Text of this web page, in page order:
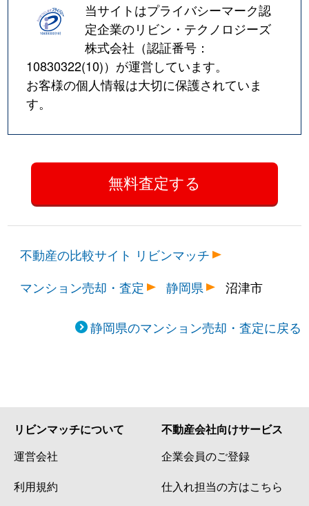
当サイトはプライバシーマーク認
定企業のリビン・テクノロジーズ
株式会社（認証番号：
10830322(10)）が運営しています。
お客様の個人情報は大切に保護されていま
す。
不動産の比較サイト リビンマッチ
マンション売却・査定
静岡県 沼津市
静岡県のマンション売却・査定に戻る
リビンマッチについて
運営会社
利用規約
不動産会社向けサービス
企業会員のご登録
仕入れ担当の方はこちら